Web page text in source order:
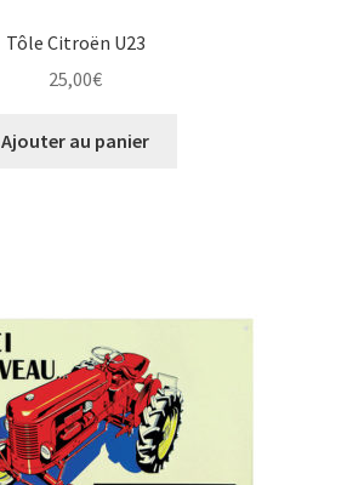
Tôle Citroën U23
25,00€
Ajouter au panier